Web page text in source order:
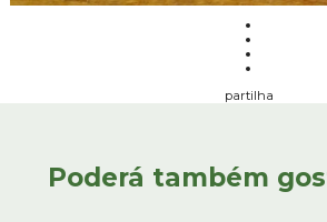
partilha
Poderá também